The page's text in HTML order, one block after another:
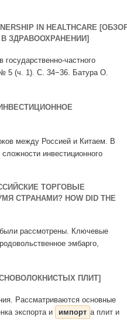
IN HEALTHCARE
ЗДРАВООХРАНЕНИИ]
частного
5 (ч. 1). С. 34−36. Батура О.
[ИНВЕСТИЦИОННОЕ
между Россией и Китаем. В
инвестиционного
ТОРГОВЫЕ
СТРАНАМИ? HOW DID THE
рассмотрены. Ключевые
эмбарго,
ПЛИТ]
Рассматриваются основные
экспорта и
импорт а плит и